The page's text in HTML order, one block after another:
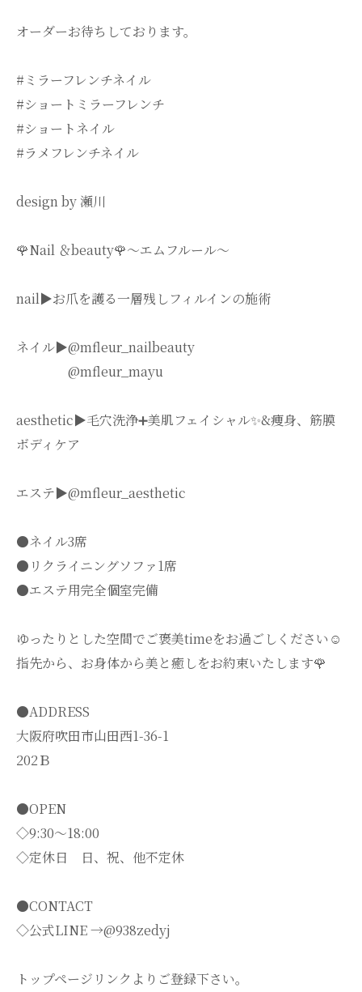
オーダーお待ちしております。
#ミラーフレンチネイル
#ショートミラーフレンチ
#ショートネイル
#ラメフレンチネイル
design by 瀬川
🌹Nail ＆beauty🌹〜エムフルール〜
nail▶︎お爪を護る一層残しフィルインの施術
ネイル▶︎@mfleur_nailbeauty
@mfleur_mayu
aesthetic▶︎毛穴洗浄➕美肌フェイシャル✨&痩身、筋膜
ボディケア
エステ▶︎@mfleur_aesthetic
●ネイル3席
●リクライニングソファ1席
●エステ用完全個室完備
ゆったりとした空間でご褒美timeをお過ごしください☺️
指先から、お身体から美と癒しをお約束いたします🌹
●ADDRESS
大阪府吹田市山田西1-36-1
202Ｂ
●OPEN
◇9:30～18:00
◇定休日 日、祝、他不定休
●CONTACT
◇公式LINE →@938zedyj
トップページリンクよりご登録下さい。